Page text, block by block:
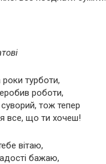
роки турботи,
роботи,
тож тепер
все, що ти хочеш!
вітаю,
бажаю,